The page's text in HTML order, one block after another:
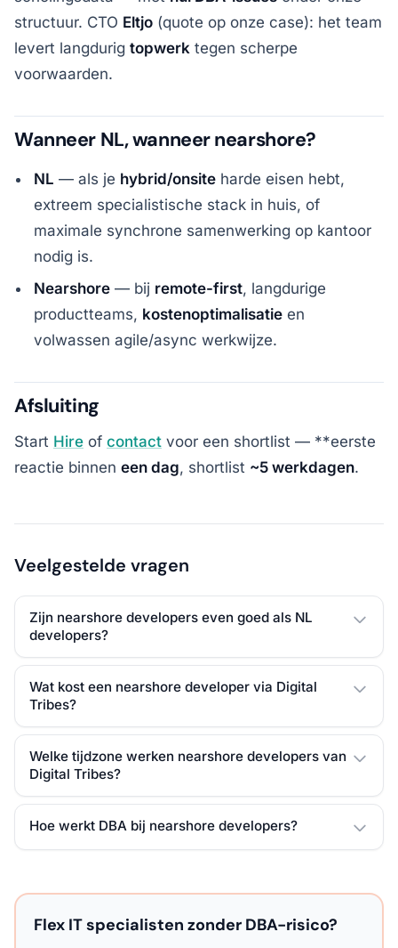
structuur. CTO Eltjo (quote op onze case): het team
levert langdurig topwerk tegen scherpe
voorwaarden.
Wanneer NL, wanneer nearshore?
NL — als je hybrid/onsite harde eisen hebt,
extreem specialistische stack in huis, of
maximale synchrone samenwerking op kantoor
nodig is.
Nearshore — bij remote-first, langdurige
productteams, kostenoptimalisatie en
volwassen agile/async werkwijze.
Afsluiting
Start Hire of contact voor een shortlist — **eerste
reactie binnen een dag, shortlist ~5 werkdagen.
Veelgestelde vragen
Zijn nearshore developers even goed als NL
developers?
Wat kost een nearshore developer via Digital
Tribes?
Welke tijdzone werken nearshore developers van
Digital Tribes?
Hoe werkt DBA bij nearshore developers?
Flex IT specialisten zonder DBA-risico?